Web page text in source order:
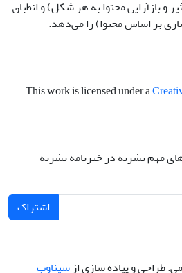
و بازآرایی محتوا به هر شکل) و انطباق
بر اساس محتوا) را می‌دهد.
This work is licensed under a
مهم نشریه در خبرنامه نشریه
اشتراک
طراحی و پیاده سازی از سیناوب